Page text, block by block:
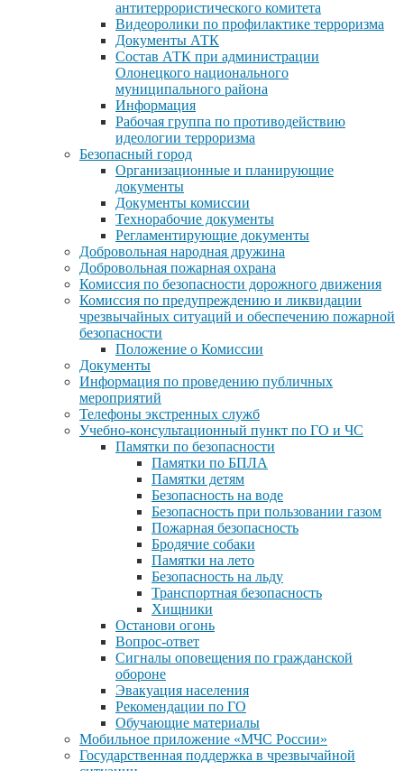
антитеррористического комитета
Видеоролики по профилактике терроризма
Документы АТК
Состав АТК при администрации
Олонецкого национального
муниципального района
Информация
Рабочая группа по противодействию
идеологии терроризма
Безопасный город
Организационные и планирующие
документы
Документы комиссии
Технорабочие документы
Регламентирующие документы
Добровольная народная дружина
Добровольная пожарная охрана
Комиссия по безопасности дорожного движения
Комиссия по предупреждению и ликвидации
чрезвычайных ситуаций и обеспечению пожарной
безопасности
Положение о Комиссии
Документы
Информация по проведению публичных
мероприятий
Телефоны экстренных служб
Учебно-консультационный пункт по ГО и ЧС
Памятки по безопасности
Памятки по БПЛА
Памятки детям
Безопасность на воде
Безопасность при пользовании газом
Пожарная безопасность
Бродячие собаки
Памятки на лето
Безопасность на льду
Транспортная безопасность
Хищники
Останови огонь
Вопрос-ответ
Сигналы оповещения по гражданской
обороне
Эвакуация населения
Рекомендации по ГО
Обучающие материалы
Мобильное приложение «МЧС России»
Государственная поддержка в чрезвычайной